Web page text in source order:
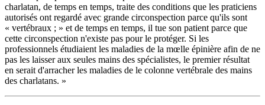
charlatan, de temps en temps, traite des conditions que les praticiens
autorisés ont regardé avec grande circonspection parce qu'ils sont
« vertébraux ; » et de temps en temps, il tue son patient parce que
cette circonspection n'existe pas pour le protéger. Si les
professionnels étudiaient les maladies de la mœlle épinière afin de ne
pas les laisser aux seules mains des spécialistes, le premier résultat
en serait d'arracher les maladies de le colonne vertébrale des mains
des charlatans. »